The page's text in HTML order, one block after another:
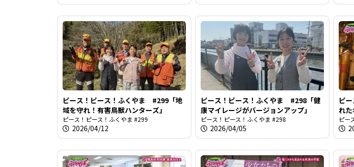
ピース！ピース！ふくやま #299「地
域を守れ！有害鳥獣ハンターズ」
ピース！ピース！ふくやま #299
2026/04/12
ピース！ピース！ふくやま #298「健
康マイレージがバージョンアップ」
ピース！ピース！ふくやま #298
2026/04/05
ピ
れた
ピー